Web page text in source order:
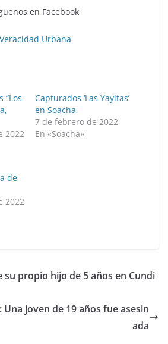
en Facebook
Veracidad Urbana
“Los
2022
Capturados ‘Las Yayitas’
en Soacha
7 de febrero de 2022
En «Soacha»
de
2022
su propio hijo de 5 años en Cundi
joven de 19 años fue asesin
ada